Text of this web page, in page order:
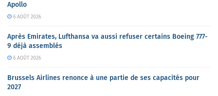
Apollo
6 AOÛT 2026
Après Emirates, Lufthansa va aussi refuser certains Boeing 777-
9 déjà assemblés
6 AOÛT 2026
Brussels Airlines renonce à une partie de ses capacités pour
2027